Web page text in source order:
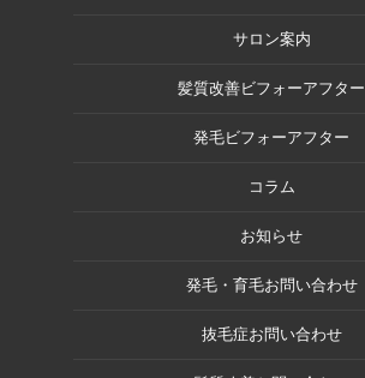
サロン案内
髪質改善ビフォーアフター
発毛ビフォーアフター
コラム
お知らせ
発毛・育毛お問い合わせ
抜毛症お問い合わせ